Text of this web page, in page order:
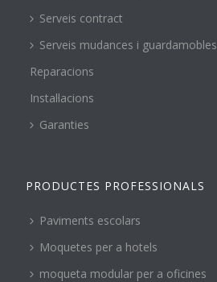
Serveis contract
Serveis mudances i guardamobles
Reparacions
Instal·lacions
Garanties
PRODUCTES PROFESSIONALS
Paviments escolars
Moquetes per a hotels
moqueta modular per a oficines